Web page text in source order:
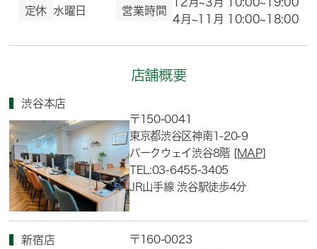
定休 水曜日 営業時間
4月~11月 10:00~18:00
店舗概要
渋谷本店
〒150-0041
東京都渋谷区神南1-20-9
パークウェイ渋谷8階 [MAP]
TEL:03-6455-3405
JR山手線 渋谷駅徒歩4分
新宿店
〒160-0023